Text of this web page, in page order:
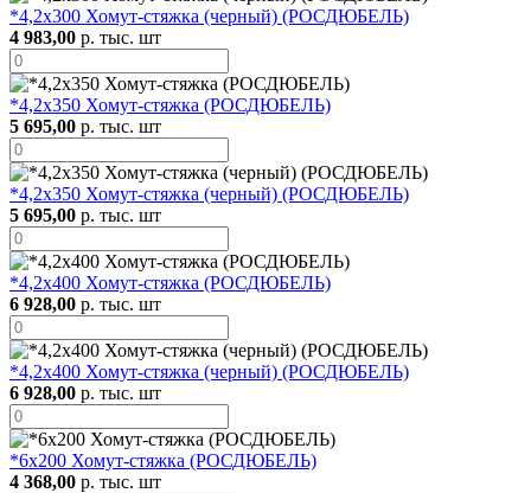
*4,2х300 Хомут-стяжка (черный) (РОСДЮБЕЛЬ)
4 983,00 р. тыс. шт
*4,2х350 Хомут-стяжка (РОСДЮБЕЛЬ)
5 695,00 р. тыс. шт
*4,2х350 Хомут-стяжка (черный) (РОСДЮБЕЛЬ)
5 695,00 р. тыс. шт
*4,2х400 Хомут-стяжка (РОСДЮБЕЛЬ)
6 928,00 р. тыс. шт
*4,2х400 Хомут-стяжка (черный) (РОСДЮБЕЛЬ)
6 928,00 р. тыс. шт
*6х200 Хомут-стяжка (РОСДЮБЕЛЬ)
4 368,00 р. тыс. шт